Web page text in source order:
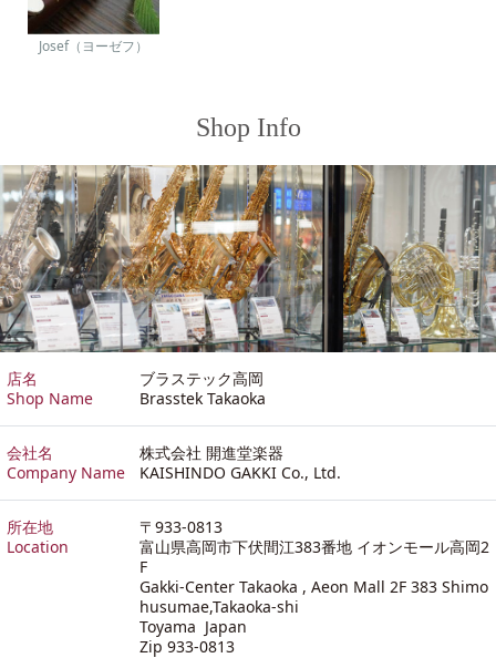
Josef（ヨーゼフ）
Shop Info
店名
Shop Name
ブラステック高岡
Brasstek Takaoka
会社名
Company Name
株式会社 開進堂楽器
KAISHINDO GAKKI Co., Ltd.
所在地
Location
〒933-0813
富山県高岡市下伏間江383番地 イオンモール高岡2
F
Gakki-Center Takaoka , Aeon Mall 2F 383 Shimo
husumae,Takaoka-shi
Toyama Japan
Zip 933-0813